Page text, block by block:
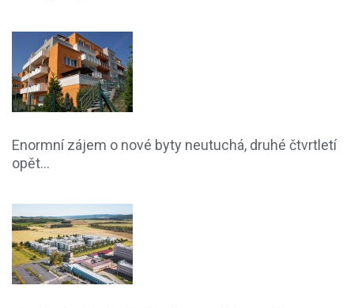
Enormní zájem o nové byty neutuchá, druhé čtvrtletí
opět...